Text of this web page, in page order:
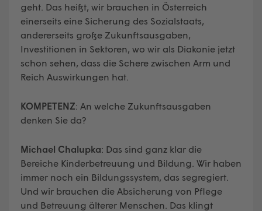
geht. Das heißt, wir brauchen in Österreich
einerseits eine Sicherung des Sozialstaats,
andererseits große Zukunftsausgaben,
Investitionen in Sektoren, wo wir als Diakonie jetzt
schon sehen, dass die Schere zwischen Arm und
Reich Auswirkungen hat.
KOMPETENZ: An welche Zukunftsausgaben
denken Sie da?
Michael Chalupka: Das sind ganz klar die
Bereiche Kinderbetreuung und Bildung. Wir haben
immer noch ein Bildungssystem, das segregiert.
Und wir brauchen die Absicherung von Pflege
und Betreuung älterer Menschen. Das klingt